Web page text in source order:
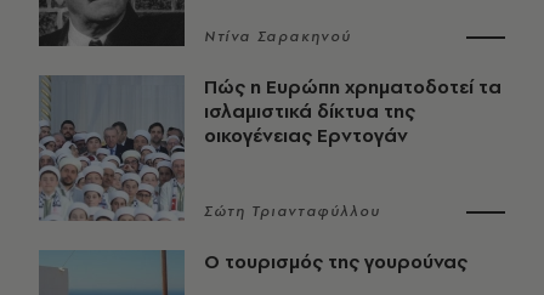
Ντίνα Σαρακηνού
Πώς η Ευρώπη χρηματοδοτεί τα
ισλαμιστικά δίκτυα της
οικογένειας Ερντογάν
Σώτη Τριανταφύλλου
Ο τουρισμός της γουρούνας